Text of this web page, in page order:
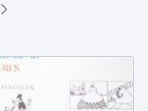
Pages Use TAB to navigate.